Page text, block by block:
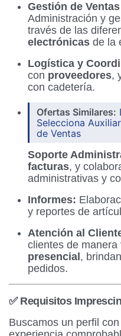
Gestión de
Administración y
través de las
electrónicas de la
Logística y
con proveedores,
con cadetería.
Ofertas Similares:
Selecciona
de Ventas
Soporte
facturas, y
administrativas y
Informes:
y reportes de
Atención al
clientes de manera
presencial ,
pedidos.
✅ Requisitos
Buscamos un perfil